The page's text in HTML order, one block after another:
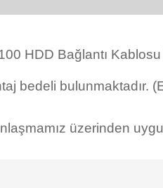
HDD Bağlantı
bedeli bulunmaktadır.
üzerinden